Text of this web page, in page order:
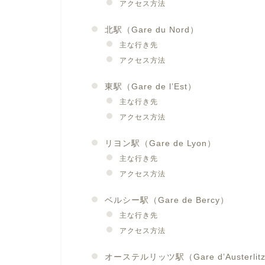
アクセス方法
北駅（Gare du Nord）
主な行き先
アクセス方法
東駅（Gare de l’Est）
主な行き先
アクセス方法
リヨン駅（Gare de Lyon）
主な行き先
アクセス方法
ベルシー駅（Gare de Bercy）
主な行き先
アクセス方法
オーステルリッツ駅（Gare